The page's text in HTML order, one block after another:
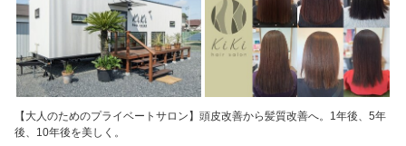
【大人のためのプライベートサロン】頭皮改善から髪質改善へ。1年後、5年
後、10年後を美しく。